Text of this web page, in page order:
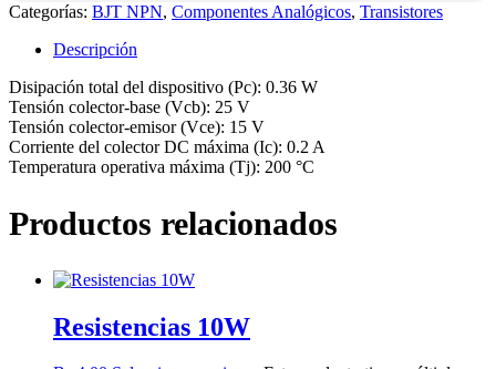
Categorías: BJT NPN, Componentes Analógicos, Transistores
Descripción
Disipación total del dispositivo (Pc): 0.36 W
Tensión colector-base (Vcb): 25 V
Tensión colector-emisor (Vce): 15 V
Corriente del colector DC máxima (Ic): 0.2 A
Temperatura operativa máxima (Tj): 200 °C
Productos relacionados
Resistencias 10W